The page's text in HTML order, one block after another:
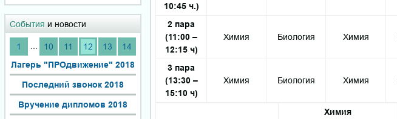
События и новости
1 ... 10 11 12 13
14
Лагерь "ПРОдвижение" 2018
Последний звонок 2018
Вручение дипломов 2018
10:45 ч.)
2 пара
(11:00 –
12:15 ч)
Химия Биология Химия
3 пара
(13:30 –
15:10 ч)
Химия Биология Химия
Химия